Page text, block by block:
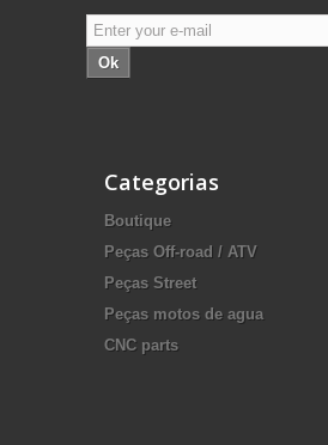
Ok
Categorias
Boutique
Peças Off-road / ATV
Peças Street
Peças motos de agua
CNC parts